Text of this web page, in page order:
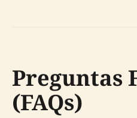
Preguntas
(FAQs)